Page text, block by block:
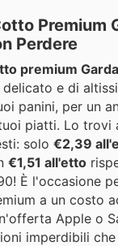
Premium
Perdere
premium
e di
panini, per un
piatti. Lo trovi
solo €2,39
€1,51 all'etto
È l'occasione
a un costo
Apple o
imperdibili